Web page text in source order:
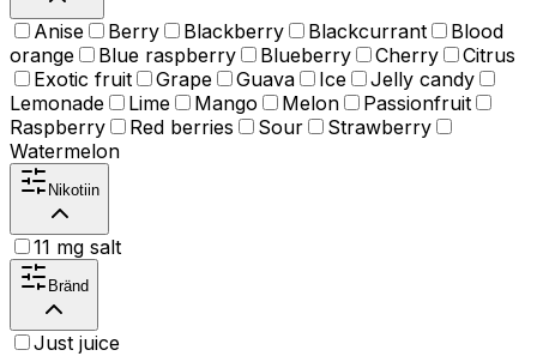
Anise Berry Blackberry Blackcurrant
Blood
orange
Blue raspberry Blueberry Cherry
Citrus
Exotic fruit
Grape Guava Ice
Jelly candy
Lemonade
Lime Mango Melon
Passionfruit
Raspberry
Red berries Sour
Strawberry
Watermelon
Nikotiin
11 mg salt
Bränd
Just juice